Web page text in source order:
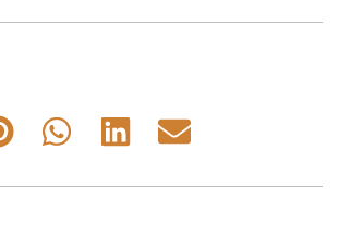
Share
Share
Share